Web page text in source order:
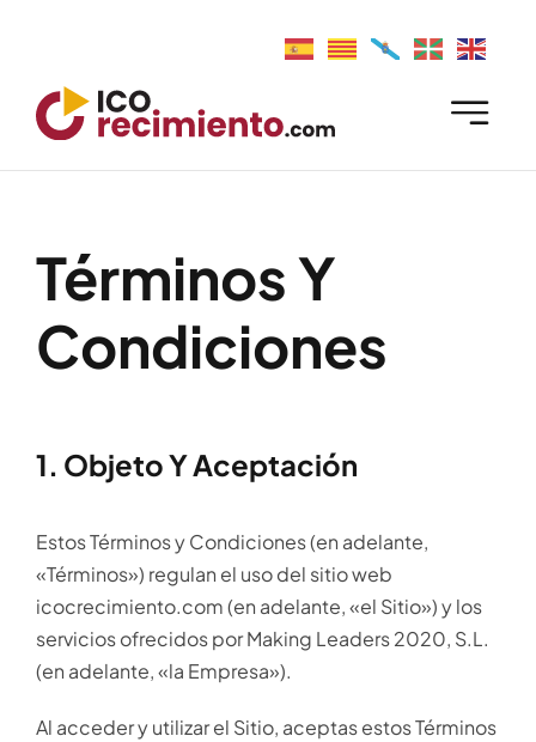
Términos Y
Condiciones
1. Objeto Y Aceptación
Estos Términos y Condiciones (en adelante,
«Términos») regulan el uso del sitio web
icocrecimiento.com (en adelante, «el Sitio») y los
servicios ofrecidos por Making Leaders 2020, S.L.
(en adelante, «la Empresa»).
Al acceder y utilizar el Sitio, aceptas estos Términos